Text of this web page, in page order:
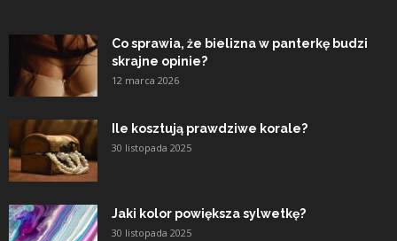
Co sprawia, że bielizna w panterkę budzi
skrajne opinie?
12 marca 2026
Ile kosztują prawdziwe korale?
30 listopada 2025
Jaki kolor powiększa sylwetkę?
30 listopada 2025